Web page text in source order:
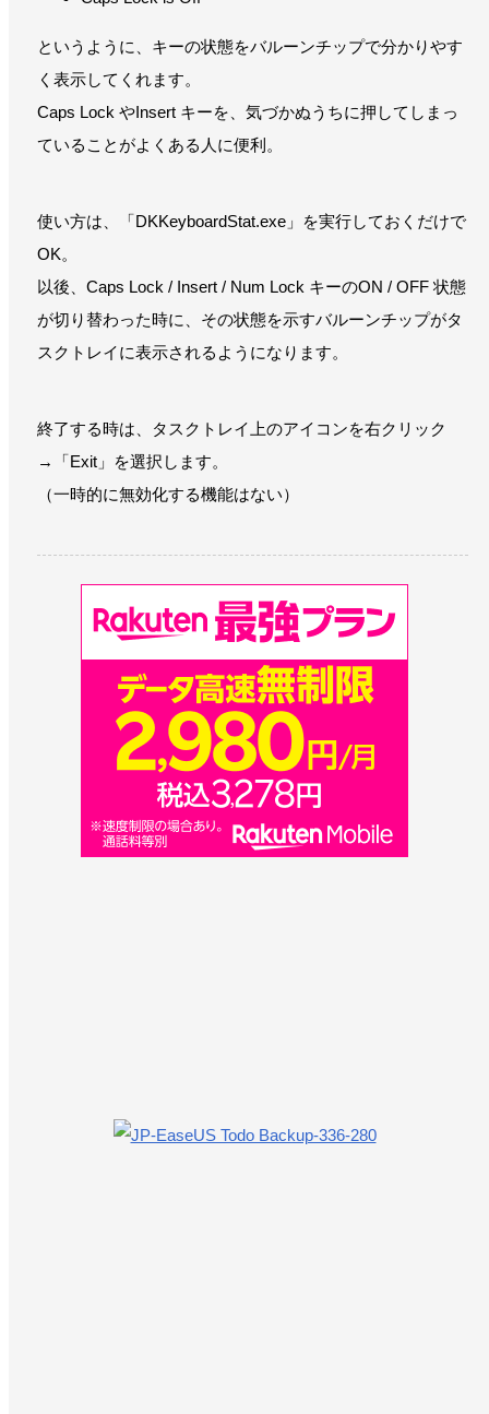
というように、キーの状態をバルーンチップで分かりやす
く表示してくれます。
Caps Lock やInsert キーを、気づかぬうちに押してしまっ
ていることがよくある人に便利。
使い方は、「DKKeyboardStat.exe」を実行しておくだけで
OK。
以後、Caps Lock / Insert / Num Lock キーのON / OFF 状態
が切り替わった時に、その状態を示すバルーンチップがタ
スクトレイに表示されるようになります。
終了する時は、タスクトレイ上のアイコンを右クリック
→「Exit」を選択します。
（一時的に無効化する機能はない）